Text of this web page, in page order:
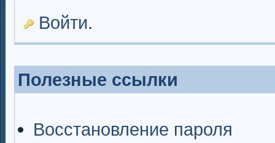
Войти.
Полезные ссылки
Восстановление пароля